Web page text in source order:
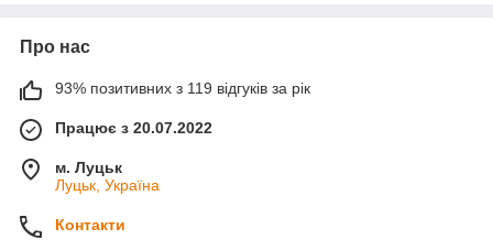
Про нас
93% позитивних з 119 відгуків за рік
Працює з 20.07.2022
м. Луцьк
Луцьк, Україна
Контакти